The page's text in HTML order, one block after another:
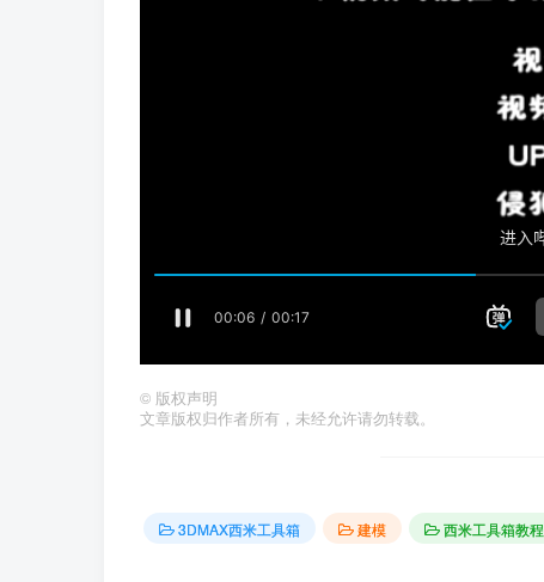
© 版权声明
文章版权归作者所有，未经允许请勿转载。
3DMAX西米工具箱 建模 西米工具箱教程